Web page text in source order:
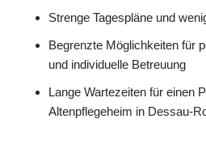
Strenge Tagespläne und
Begrenzte Möglichkeiten für
und individuelle Betreuung
Lange Wartezeiten für einen
Altenpflegeheim in Dessau-